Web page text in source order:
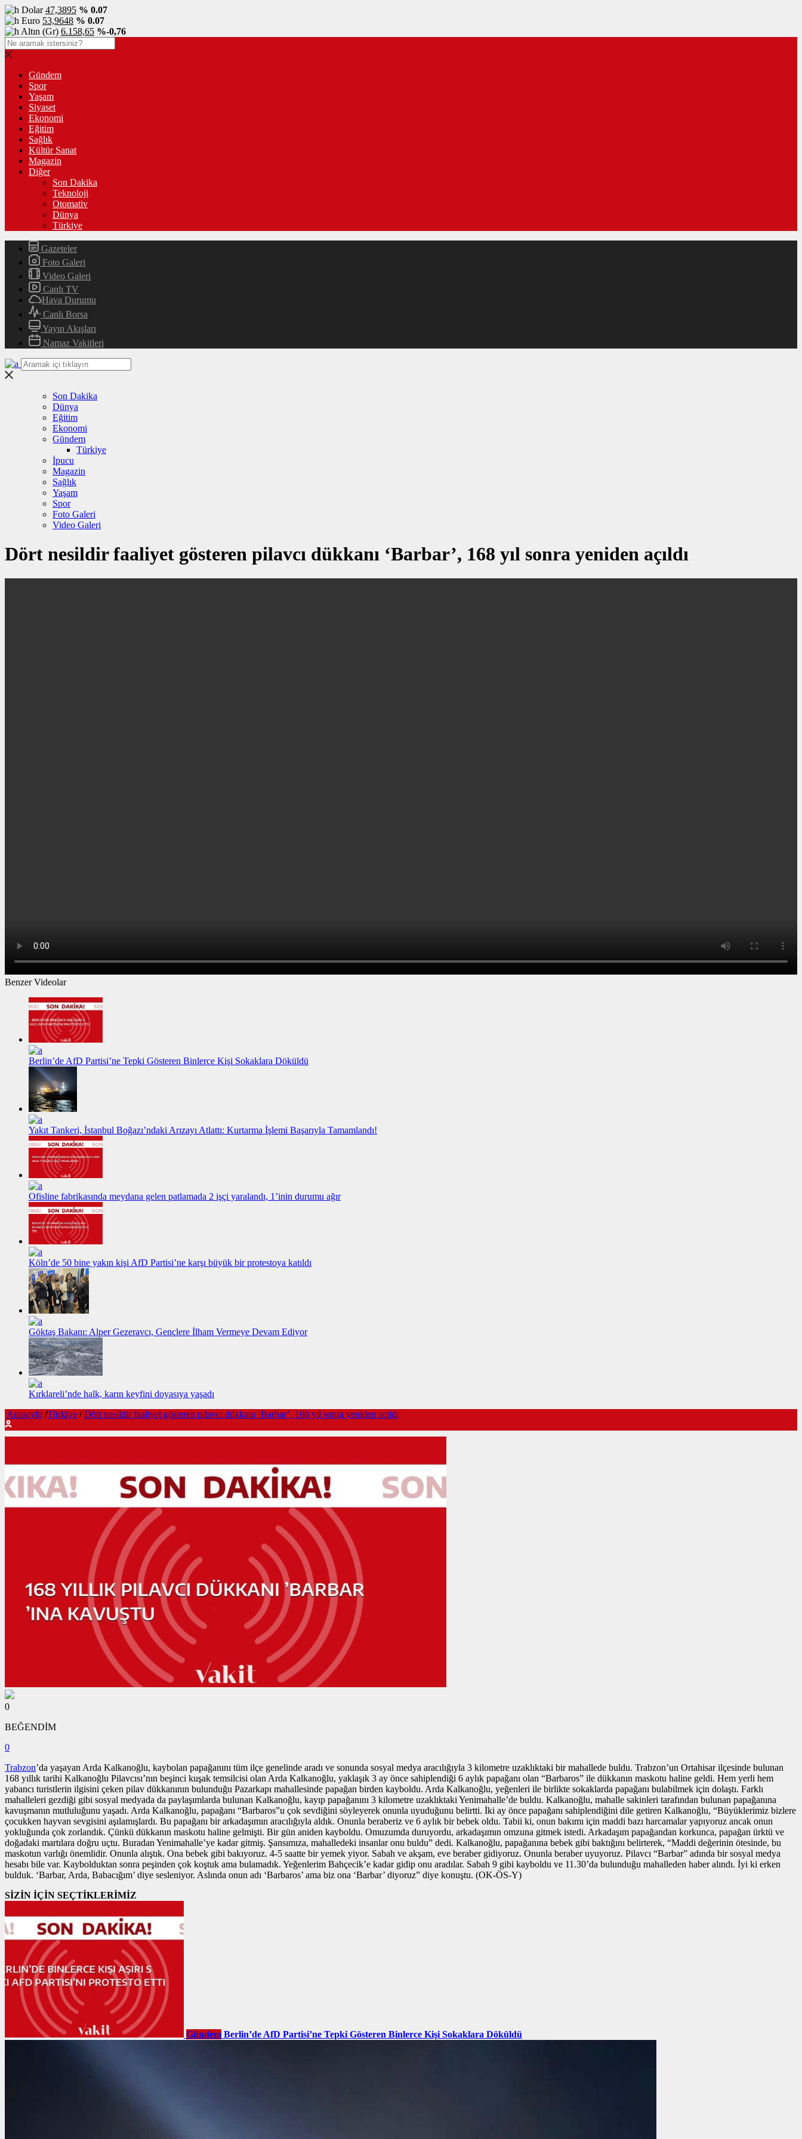
Dolar47,3895 % 0.07
Euro 53,9648 % 0.07
Altın (Gr) 6.158,65 %-0,76
Gündem
Spor
Yaşam
Siyaset
Ekonomi
Eğitim
Sağlık
Kültür Sanat
Magazin
Diğer
Son Dakika
Teknoloji
Otomativ
Dünya
Türkiye
Gazeteler
Foto Galeri
Video Galeri
Canlı TV
Hava Durumu
Canlı Borsa
Yayın Akışları
Namaz Vakitleri
Son Dakika
Dünya
Eğitim
Ekonomi
Gündem
Türkiye
İpucu
Magazin
Sağlık
Yaşam
Spor
Foto Galeri
Video Galeri
Dört nesildir faaliyet gösteren pilavcı dükkanı ‘Barbar’, 168 yıl sonra yeniden açıldı
Benzer Videolar
Berlin’de AfD Partisi’ne Tepki Gösteren Binlerce Kişi Sokaklara Döküldü
Yakıt Tankeri, İstanbul Boğazı’ndaki Arızayı Atlattı: Kurtarma İşlemi Başarıyla Tamamlandı!
Ofisline fabrikasında meydana gelen patlamada 2 işçi yaralandı, 1’inin durumu ağır
Köln’de 50 bine yakın kişi AfD Partisi’ne karşı büyük bir protestoya katıldı
Göktaş Bakanı: Alper Gezeravcı, Gençlere İlham Vermeye Devam Ediyor
Kırklareli’nde halk, karın keyfini doyasıya yaşadı
Anasayfa /Türkiye / Dört nesildir faaliyet gösteren pilavcı dükkanı ‘Barbar’, 168 yıl sonra yeniden açıldı
0
BEĞENDİM
0
Trabzon’da yaşayan Arda Kalkanoğlu, kaybolan papağanını tüm ilçe genelinde aradı ve sonunda sosyal medya aracılığıyla 3 kilometre uzaklıktaki bir mahallede buldu. Trabzon’un Ortahisar ilçesinde bulunan
168 yıllık tarihi Kalkanoğlu Pilavcısı’nın beşinci kuşak temsilcisi olan Arda Kalkanoğlu, yaklaşık 3 ay önce sahiplendiği 6 aylık papağanı olan “Barbaros” ile dükkanın maskotu haline geldi. Hem yerli hem
yabancı turistlerin ilgisini çeken pilav dükkanının bulunduğu Pazarkapı mahallesinde papağan birden kayboldu. Arda Kalkanoğlu, yeğenleri ile birlikte sokaklarda papağanı bulabilmek için dolaştı. Farklı
mahalleleri gezdiği gibi sosyal medyada da paylaşımlarda bulunan Kalkanoğlu, kayıp papağanını 3 kilometre uzaklıktaki Yenimahalle’de buldu. Kalkanoğlu, mahalle sakinleri tarafından bulunan papağanına
kavuşmanın mutluluğunu yaşadı. Arda Kalkanoğlu, papağanı “Barbaros”u çok sevdiğini söyleyerek onunla uyuduğunu belirtti. İki ay önce papağanı sahiplendiğini dile getiren Kalkanoğlu, “Büyüklerimiz bizlere
çocukken hayvan sevgisini aşılamışlardı. Bu papağanı bir arkadaşımın aracılığıyla aldık. Onunla beraberiz ve 6 aylık bir bebek oldu. Tabii ki, onun bakımı için maddi bazı harcamalar yapıyoruz ancak onun
yokluğunda çok zorlandık. Çünkü dükkanın maskotu haline gelmişti. Bir gün aniden kayboldu. Omuzumda duruyordu, arkadaşımın omzuna gitmek istedi. Arkadaşım papağandan korkunca, papağan ürktü ve
doğadaki martılara doğru uçtu. Buradan Yenimahalle’ye kadar gitmiş. Şansımıza, mahalledeki insanlar onu buldu” dedi. Kalkanoğlu, papağanına bebek gibi baktığını belirterek, “Maddi değerinin ötesinde, bu
maskotun varlığı önemlidir. Onunla alıştık. Ona bebek gibi bakıyoruz. 4-5 saatte bir yemek yiyor. Sabah ve akşam, eve beraber gidiyoruz. Onunla beraber uyuyoruz. Pilavcı “Barbar” adında bir sosyal medya
hesabı bile var. Kaybolduktan sonra peşinden çok koştuk ama bulamadık. Yeğenlerim Bahçecik’e kadar gidip onu aradılar. Sabah 9 gibi kayboldu ve 11.30’da bulunduğu mahalleden haber alındı. İyi ki erken
bulduk. ‘Barbar, Arda, Babacığım’ diye sesleniyor. Aslında onun adı ‘Barbaros’ ama biz ona ‘Barbar’ diyoruz” diye konuştu. (OK-ÖS-Y)
SİZİN İÇİN SEÇTİKLERİMİZ
Gündem Berlin’de AfD Partisi’ne Tepki Gösteren Binlerce Kişi Sokaklara Döküldü